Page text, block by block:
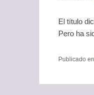
El título
Pero ha
Publicado en